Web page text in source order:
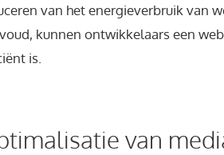
van het energieverbruik van
kunnen ontwikkelaars een
is.
van